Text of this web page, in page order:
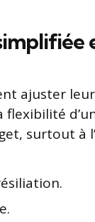
ajuster
flexibilité
surtout à